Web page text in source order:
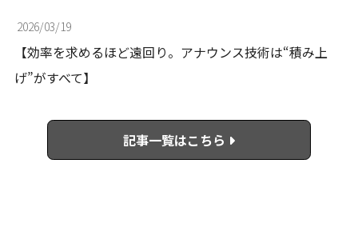
2026/03/19
【効率を求めるほど遠回り。アナウンス技術は“積み上
げ”がすべて】
記事一覧はこちら